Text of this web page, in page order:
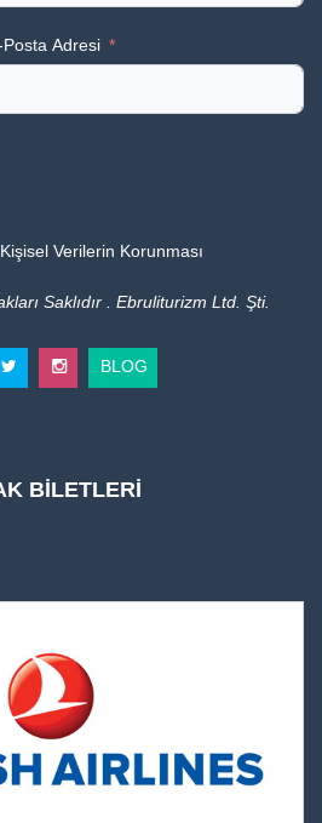
Posta Adresi
Verilerin Korunması
Saklıdır . Ebruliturizm Ltd. Şti.
BLOG
BİLETLERİ